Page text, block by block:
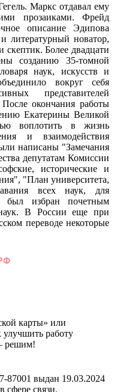
Маркс отдавал ему
прозаиками. Фрейд
описание Эдипова
литературный новатор,
скептик. Более двадцати
созданию 35-томной
наук, искусств и
вокруг себя
представителей
окончания работы
Екатерины Великой
воплотить в жизнь
и взаимодействия
написаны "Замечания
депутатам Комиссии
исторические и
"План университета,
всех наук, для
был избран почетным
В России еще при
переводе некоторые
карты» или
улучшить работу
решим!
выдан 19.03.2024
сфере связи,